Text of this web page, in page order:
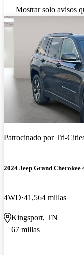
Mostrar solo avisos
Patrocinado porTri-
2024 Jeep Grand Cherokee
4WD 41,564 millas
Kingsport, TN
67 millas